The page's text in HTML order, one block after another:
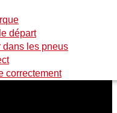
départ
dans les pneus
correctement